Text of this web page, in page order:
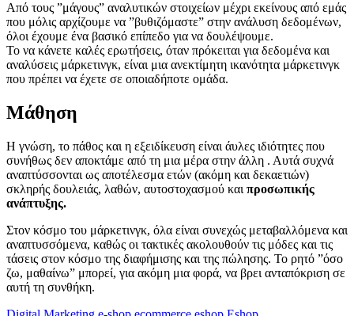
Από τους ”μάγους” αναλυτικών στοιχείων μέχρι εκείνους από εμάς
που μόλις αρχίζουμε να ”βυθιζόμαστε” στην ανάλυση δεδομένων,
όλοι έχουμε ένα βασικό επίπεδο για να δουλέψουμε.
Το να κάνετε καλές ερωτήσεις, όταν πρόκειται για δεδομένα και
αναλύσεις μάρκετινγκ, είναι μια ανεκτίμητη ικανότητα μάρκετινγκ
που πρέπει να έχετε σε οποιαδήποτε ομάδα.
Μάθηση
Η γνώση, το πάθος και η εξειδίκευση είναι άυλες ιδιότητες που
συνήθως δεν αποκτάμε από τη μια μέρα στην άλλη . Αυτά συχνά
αναπτύσσονται ως αποτέλεσμα ετών (ακόμη και δεκαετιών)
σκληρής δουλειάς, λαθών, αυτοστοχασμού και προσωπικής
ανάπτυξης.
Στον κόσμο του μάρκετινγκ, όλα είναι συνεχώς μεταβαλλόμενα και
αναπτυσσόμενα, καθώς οι τακτικές ακολουθούν τις μόδες και τις
τάσεις στον κόσμο της διαφήμισης και της πώλησης. Το ρητό ”όσο
ζω, μαθαίνω” μπορεί, για ακόμη μια φορά, να βρει ανταπόκριση σε
αυτή τη συνθήκη.